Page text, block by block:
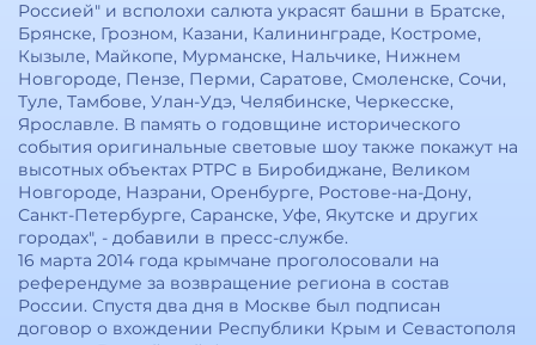
Россией" и всполохи салюта украсят башни в Братске,
Брянске, Грозном, Казани, Калининграде, Костроме,
Кызыле, Майкопе, Мурманске, Нальчике, Нижнем
Новгороде, Пензе, Перми, Саратове, Смоленске, Сочи,
Туле, Тамбове, Улан-Удэ, Челябинске, Черкесске,
Ярославле. В память о годовщине исторического
события оригинальные световые шоу также покажут на
высотных объектах РТРС в Биробиджане, Великом
Новгороде, Назрани, Оренбурге, Ростове-на-Дону,
Санкт-Петербурге, Саранске, Уфе, Якутске и других
городах", - добавили в пресс-службе.
16 марта 2014 года крымчане проголосовали на
референдуме за возвращение региона в состав
России. Спустя два дня в Москве был подписан
договор о вхождении Республики Крым и Севастополя